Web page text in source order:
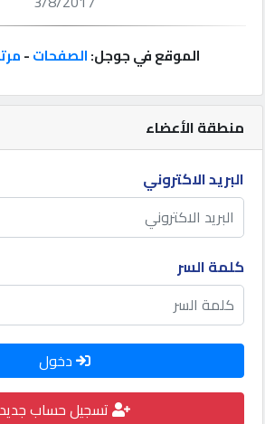
إعلانات
المنتدى
كيو
مزاد
كيو
نمبر
كيو
كارز
منطقة الأعضاء
البريد الاكتروني
كلمة السر
دخول
تسجيل حساب جديد
الموقع في جوجل:الصفحات-